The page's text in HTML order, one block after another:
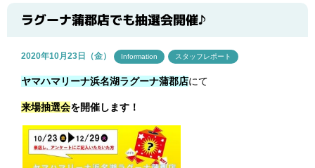
ブログ
ラグーナ蒲郡店でも抽選会開催♪
2020年10月23日（金） Information スタッフレポート
ヤマハマリーナ浜名湖ラグーナ蒲郡店にて
来場抽選会を開催します！